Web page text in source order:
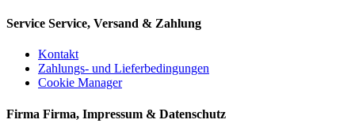
Service Service, Versand & Zahlung
Kontakt
Zahlungs- und Lieferbedingungen
Cookie Manager
Firma Firma, Impressum & Datenschutz